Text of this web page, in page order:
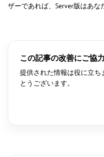
ザーであれば、Server版はあな
この記事の改善にご協
提供された情報は役に立
とうございます。